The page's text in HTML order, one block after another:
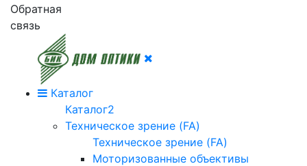
Обратная
связь
Каталог
Каталог2
Техническое зрение (FA)
Техническое зрение (FA)
Моторизованные объективы